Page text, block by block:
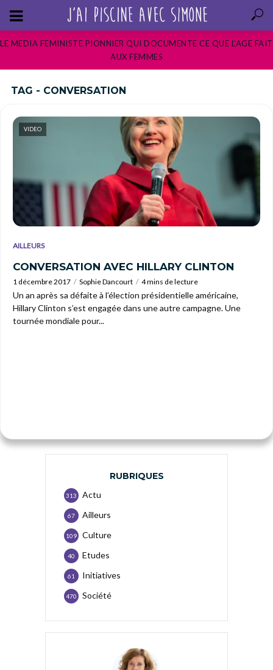
LE MEDIA FEMINISTE PIONNIER QUI DOCUMENTE CE QUE L’AGE FAIT
AUX FEMMES
TAG - CONVERSATION
VIDEO
AILLEURS
CONVERSATION AVEC HILLARY CLINTON
1 décembre 2017 Sophie Dancourt 4 mins de lecture
Un an après sa défaite à l’élection présidentielle américaine,
Hillary Clinton s’est engagée dans une autre campagne. Une
tournée mondiale pour...
RUBRIQUES
Actu
313
Ailleurs
67
Culture
109
Etudes
40
Initiatives
61
Société
470